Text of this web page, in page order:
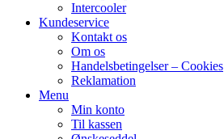
Intercooler
Kundeservice
Kontakt os
Om os
Handelsbetingelser – Cookies
Reklamation
Menu
Min konto
Til kassen